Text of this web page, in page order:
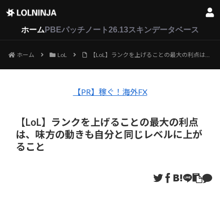
ホーム PBEパッチノート26.13スキンデータベース
ホーム LoL 【LoL】ランクを上げることの最大の利点は、味方の動きも自分と同じレベルに上がること
【PR】稼ぐ！海外FX
【LoL】ランクを上げることの最大の利点
は、味方の動きも自分と同じレベルに上が
ること